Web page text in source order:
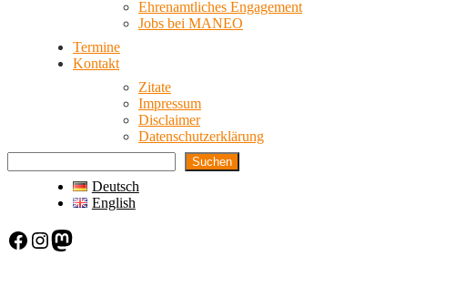
Ehrenamtliches Engagement
Jobs bei MANEO
Termine
Kontakt
Zitate
Impressum
Disclaimer
Datenschutzerklärung
Suchen
Deutsch
English
Facebook Instagram Mastodon